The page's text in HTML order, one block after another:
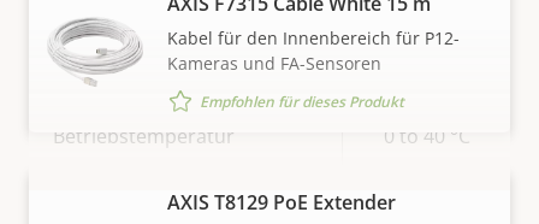
Eigentumsbeschreibung Eigentumswert
Anzahl
Speicherkarteneinschübe
Betriebstemperatur 0 to 40 °C
IP-SchutzklasseMEHR ANZEIGEN
Kabel für den Innenbereich für P12-
Kameras und FA-Sensoren
Empfohlen für dieses Produkt
AXIS T8129 PoE Extender